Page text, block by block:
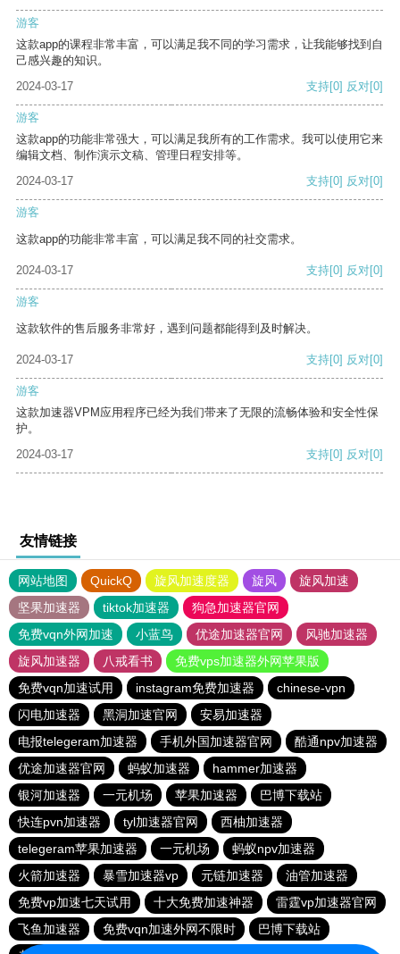
游客
这款app的课程非常丰富，可以满足我不同的学习需求，让我能够找到自
己感兴趣的知识。
2024-03-17
支持[0] 反对[0]
游客
这款app的功能非常强大，可以满足我所有的工作需求。我可以使用它来
编辑文档、制作演示文稿、管理日程安排等。
2024-03-17
支持[0] 反对[0]
游客
这款app的功能非常丰富，可以满足我不同的社交需求。
2024-03-17 支持[0] 反对[0]
游客
这款软件的售后服务非常好，遇到问题都能得到及时解决。
2024-03-17 支持[0] 反对[0]
游客
这款加速器VPM应用程序已经为我们带来了无限的流畅体验和安全性保
护。
2024-03-17
支持[0] 反对[0]
友情链接
网站地图 QuickQ 旋风加速度器 旋风
旋风加速
坚果加速器
tiktok加速器
狗急加速器官网
免费vqn外网加速
小蓝鸟 优途加速器官网
风驰加速器
旋风加速器
八戒看书
免费vps加速器外网苹果版
免费vqn加速试用
instagram免费加速器
chinese-vpn
闪电加速器
黑洞加速官网
安易加速器
电报telegeram加速器
手机外国加速器官网
酷通npv加速器
优途加速器官网
蚂蚁加速器
hammer加速器
银河加速器
一元机场 苹果加速器
巴博下载站
快连pvn加速器
tyl加速器官网
西柚加速器
telegeram苹果加速器
一元机场
蚂蚁npv加速器
火箭加速器
暴雪加速器vp 元链加速器
油管加速器
免费vp加速七天试用
十大免费加速神器
雷霆vp加速器官网
飞鱼加速器
免费vqn加速外网不限时
巴博下载站